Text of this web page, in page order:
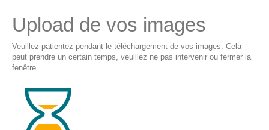
Upload de vos images
Veuillez patientez pendant le téléchargement de vos images. Cela
peut prendre un certain temps, veuillez ne pas intervenir ou fermer la
fenêtre.